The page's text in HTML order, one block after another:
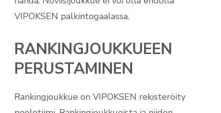
VIPOKSEN palkintogaalassa.
RANKINGJOUKKUEEN
PERUSTAMINEN
Rankingjoukkue on VIPOKSEN rekisteröity